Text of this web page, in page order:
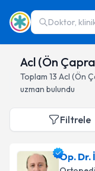
Doktor,
Acl (Ön
Toplam 13 Acl (Ön
uzman bulundu
Filtrele
Op. Dr.